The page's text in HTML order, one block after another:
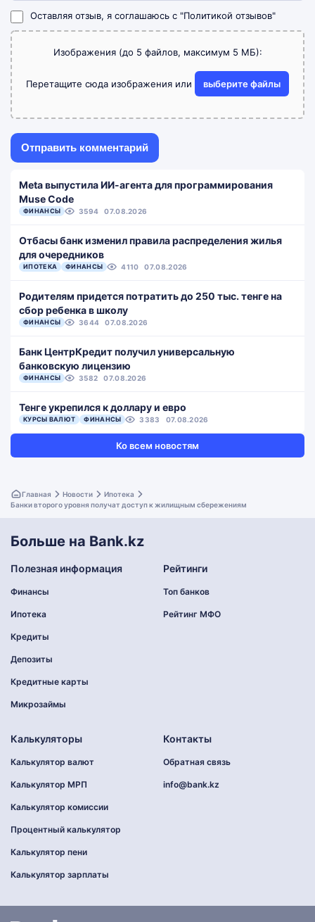
Оставляя отзыв, я соглашаюсь с "Политикой отзывов"
Изображения (до 5 файлов, максимум 5 МБ):
Перетащите сюда изображения или выберите файлы
Meta выпустила ИИ-агента для программирования
Muse Code
ФИНАНСЫ 3594 07.08.2026
Отбасы банк изменил правила распределения жилья
для очередников
ИПОТЕКА ФИНАНСЫ 4110 07.08.2026
Родителям придется потратить до 250 тыс. тенге на
сбор ребенка в школу
ФИНАНСЫ 3644 07.08.2026
Банк ЦентрКредит получил универсальную
банковскую лицензию
ФИНАНСЫ 3582 07.08.2026
Тенге укрепился к доллару и евро
КУРСЫ ВАЛЮТ ФИНАНСЫ 3383 07.08.2026
Ко всем новостям
Главная Новости
Ипотека
Банки второго уровня получат доступ к жилищным сбережениям
Больше на Bank.kz
Полезная информация
Финансы
Ипотека
Кредиты
Депозиты
Кредитные карты
Микрозаймы
Рейтинги
Топ банков
Рейтинг МФО
Калькуляторы
Калькулятор валют
Калькулятор МРП
Калькулятор комиссии
Процентный калькулятор
Калькулятор пени
Калькулятор зарплаты
Контакты
Обратная связь
info@bank.kz